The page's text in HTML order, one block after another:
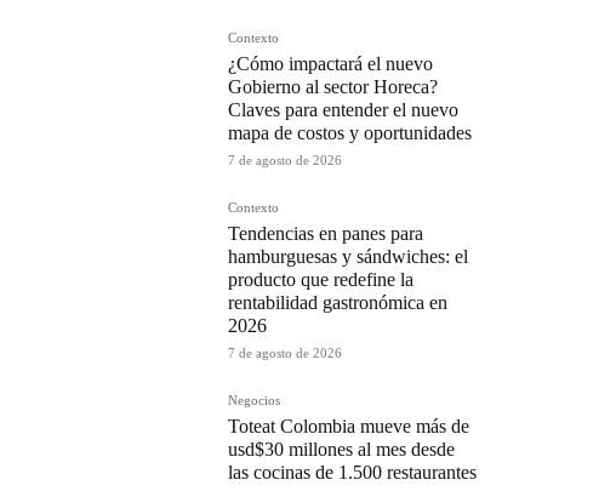
Contexto
¿Cómo impactará el nuevo
Gobierno al sector Horeca?
Claves para entender el nuevo
mapa de costos y oportunidades
7 de agosto de 2026
Contexto
Tendencias en panes para
hamburguesas y sándwiches: el
producto que redefine la
rentabilidad gastronómica en
2026
7 de agosto de 2026
Negocios
Toteat Colombia mueve más de
usd$30 millones al mes desde
las cocinas de 1.500 restaurantes